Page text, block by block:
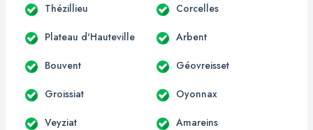
Thézillieu Corcelles
Plateau d'Hauteville Arbent
Bouvent Géovreisset
Groissiat Oyonnax
Veyziat Amareins